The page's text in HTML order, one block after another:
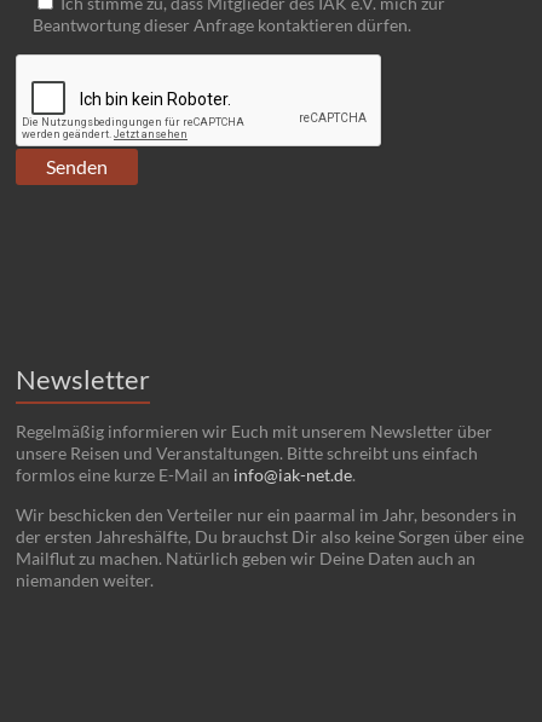
Beantwortung dieser Anfrage kontaktieren dürfen.
Newsletter
Regelmäßig informieren wir Euch mit unserem Newsletter über
unsere Reisen und Veranstaltungen. Bitte schreibt uns einfach
formlos eine kurze E-Mail an info@iak-net.de.
Wir beschicken den Verteiler nur ein paarmal im Jahr, besonders in
der ersten Jahreshälfte, Du brauchst Dir also keine Sorgen über eine
Mailflut zu machen. Natürlich geben wir Deine Daten auch an
niemanden weiter.